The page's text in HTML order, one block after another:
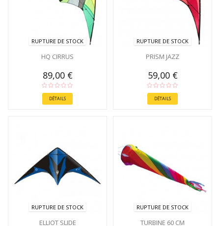
RUPTURE DE STOCK
HQ CIRRUS
89,00 €
DÉTAILS
RUPTURE DE STOCK
PRISM JAZZ
59,00 €
DÉTAILS
RUPTURE DE STOCK
ELLIOT SLIDE
RUPTURE DE STOCK
TURBINE 60 CM